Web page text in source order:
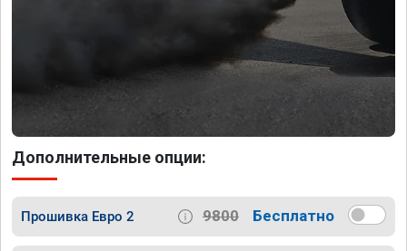
Дополнительные опции:
Прошивка Евро 2 9800 Бесплатно